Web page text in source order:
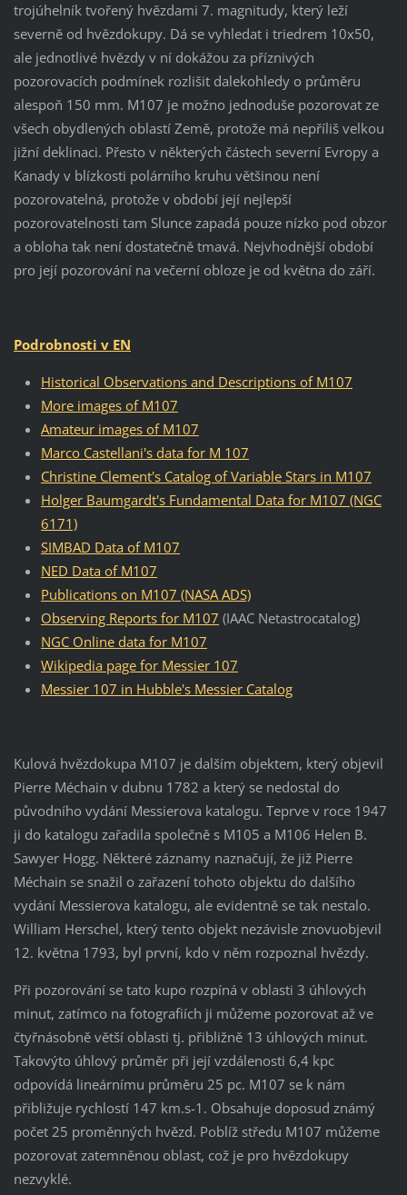
trojúhelník tvořený hvězdami 7. magnitudy, který leží
severně od hvězdokupy. Dá se vyhledat i triedrem 10x50,
ale jednotlivé hvězdy v ní dokážou za příznivých
pozorovacích podmínek rozlišit dalekohledy o průměru
alespoň 150 mm. M107 je možno jednoduše pozorovat ze
všech obydlených oblastí Země, protože má nepříliš velkou
jižní deklinaci. Přesto v některých částech severní Evropy a
Kanady v blízkosti polárního kruhu většinou není
pozorovatelná, protože v období její nejlepší
pozorovatelnosti tam Slunce zapadá pouze nízko pod obzor
a obloha tak není dostatečně tmavá. Nejvhodnější období
pro její pozorování na večerní obloze je od května do září.
Podrobnosti v EN
Historical Observations and Descriptions of M107
More images of M107
Amateur images of M107
Marco Castellani's data for M 107
Christine Clement's Catalog of Variable Stars in M107
Holger Baumgardt's Fundamental Data for M107 (NGC
6171)
SIMBAD Data of M107
NED Data of M107
Publications on M107 (NASA ADS)
Observing Reports for M107 (IAAC Netastrocatalog)
NGC Online data for M107
Wikipedia page for Messier 107
Messier 107 in Hubble's Messier Catalog
Kulová hvězdokupa M107 je dalším objektem, který objevil
Pierre Méchain v dubnu 1782 a který se nedostal do
původního vydání Messierova katalogu. Teprve v roce 1947
ji do katalogu zařadila společně s M105 a M106 Helen B.
Sawyer Hogg. Některé záznamy naznačují, že již Pierre
Méchain se snažil o zařazení tohoto objektu do dalšího
vydání Messierova katalogu, ale evidentně se tak nestalo.
William Herschel, který tento objekt nezávisle znovuobjevil
12. května 1793, byl první, kdo v něm rozpoznal hvězdy.
Při pozorování se tato kupo rozpíná v oblasti 3 úhlových
minut, zatímco na fotografiích ji můžeme pozorovat až ve
čtyřnásobně větší oblasti tj. přibližně 13 úhlových minut.
Takovýto úhlový průměr při její vzdálenosti 6,4 kpc
odpovídá lineárnímu průměru 25 pc. M107 se k nám
přibližuje rychlostí 147 km.s-1. Obsahuje doposud známý
počet 25 proměnných hvězd. Poblíž středu M107 můžeme
pozorovat zatemněnou oblast, což je pro hvězdokupy
nezvyklé.